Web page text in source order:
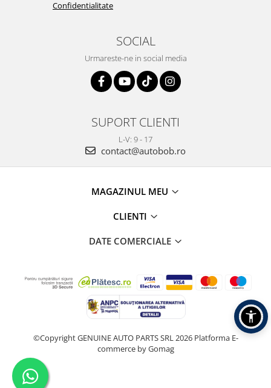
Confidentialitate
SOCIAL
Urmareste-ne in social media
SUPORT CLIENTI
L-V: 9 - 17
contact@autobob.ro
MAGAZINUL MEU
CLIENTI
DATE COMERCIALE
©Copyright GENUINE AUTO PARTS SRL 2026 Platforma E-
commerce by Gomag